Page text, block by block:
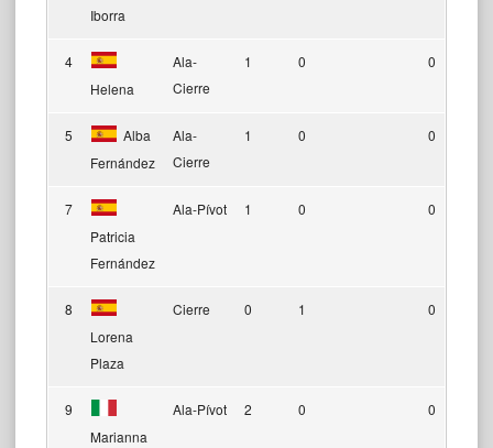
Iborra
4
Helena
Ala-
Cierre
1 0 0
5
Alba
Fernández
Ala-
Cierre
1 0 0
7
Patricia
Fernández
Ala-Pívot 1 0 0
8
Lorena
Plaza
Cierre 0 1 0
9
Marianna
Ala-Pívot 2 0 0